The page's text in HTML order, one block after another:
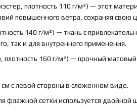
плотность 110 г/м²) — этот
повышенного ветра, сохраняя свою
140 г/м²) — ткань с
так и для внутреннего применения.
плотность 160 г/м²) — прочный
с левой стороны в сложенном виде.
флажной сетки используется двойной